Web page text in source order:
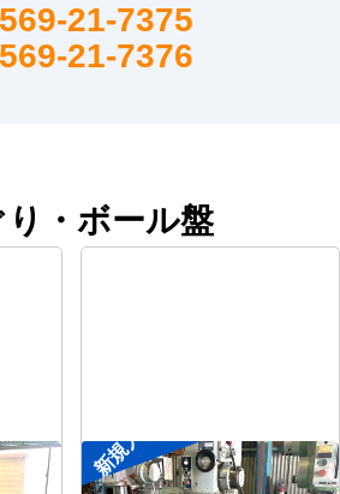
21-7375
21-7376
・ボール盤
新規入荷
直立ボール盤